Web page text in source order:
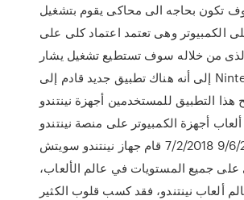
تكون بحاجه الى محاكى يقوم بتشغيل
الكمبيوتر وهى تعتمد اعتماد كلى على
من خلاله سوف تستطيع تشغيل يشار
إلى أنه هناك تطبيق جديد قادم إلى Nintendo eShop
التطبيق للمستخدمين أجهزة نينتندو
أجهزة الكمبيوتر على منصة نينتندو
المحمولة. 9/6/2018 7/2/2018 قام جهاز نينتندو سويتش
على جميع المستويات في عالم الألعاب،
ألعاب نينتندو، فقد كسب قلوب الكثير